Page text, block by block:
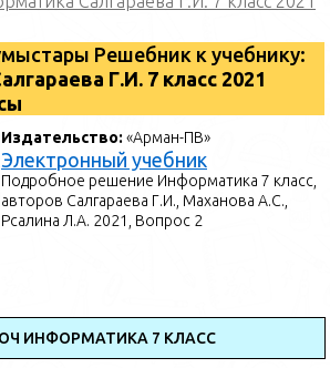
Решебник к учебнику:
Г.И. 7 класс 2021
Издательство:«Арман-ПВ»
Электронный учебник
Подробное решение Информатика 7 класс,
авторов Салгараева Г.И., Маханова А.С.,
Рсалина Л.А. 2021, Вопрос 2
ИНФОРМАТИКА 7 КЛАСС